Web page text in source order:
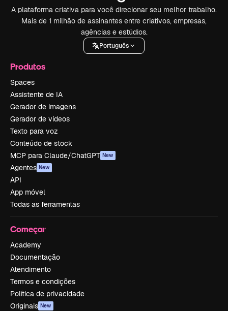
A plataforma criativa para você direcionar seu melhor trabalho.
Mais de 1 milhão de assinantes entre criativos, empresas,
agências e estúdios.
Português
Produtos
Spaces
Assistente de IA
Gerador de imagens
Gerador de vídeos
Texto para voz
Conteúdo de stock
MCP para Claude/ChatGPT New
Agentes New
API
App móvel
Todas as ferramentas
Começar
Academy
Documentação
Atendimento
Termos e condições
Política de privacidade
Originais New